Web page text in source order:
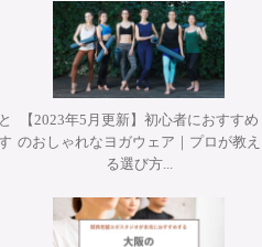
金完了前、または教育ローン
いては、キャンセル料等は発
金完了後、お客様のご都合に
受講開始までに書面にて申し
と替えさせていただくものと
【対面】
対面・オンライン(ア－カイブ
り）】
ザ－』【対面】
ダヨガ 3時間プラクティス』
【2023年5月更新】初心者におすすめ
のおしゃれなヨガウェア｜プロが教え
る選び方...